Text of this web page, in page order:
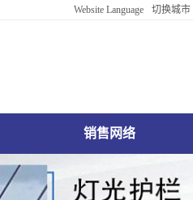
Website Language
بالعربية
ViệtName
切换城市
共生
锈钢护栏公司销售网络衢州不锈钢护